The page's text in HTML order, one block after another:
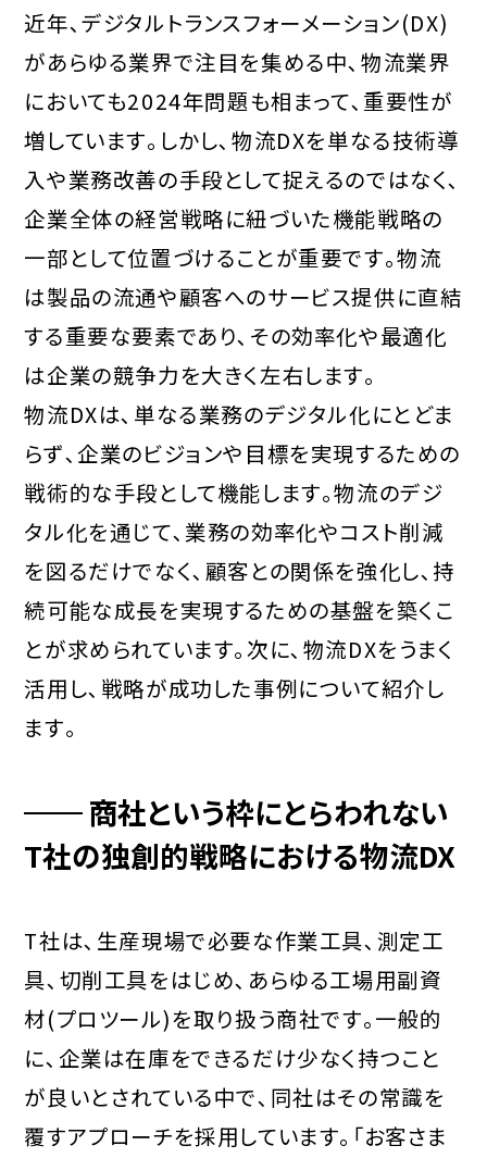
近年､デジタルトランスフォーメーション(DX)
があらゆる業界で注目を集める中､物流業界
においても2024年問題も相まって､重要性が
増しています｡しかし､物流DXを単なる技術導
入や業務改善の手段として捉えるのではなく､
企業全体の経営戦略に紐づいた機能戦略の
一部として位置づけることが重要です｡物流
は製品の流通や顧客へのサービス提供に直結
する重要な要素であり､その効率化や最適化
は企業の競争力を大きく左右します｡
物流DXは､単なる業務のデジタル化にとどま
らず､企業のビジョンや目標を実現するための
戦術的な手段として機能します｡物流のデジ
タル化を通じて､業務の効率化やコスト削減
を図るだけでなく､顧客との関係を強化し､持
続可能な成長を実現するための基盤を築くこ
とが求められています｡次に､物流DXをうまく
活用し､戦略が成功した事例について紹介し
ます｡
商社という枠にとらわれない
T社の独創的戦略における物流DX
T社は､生産現場で必要な作業工具､測定工
具､切削工具をはじめ､あらゆる工場用副資
材(プロツール)を取り扱う商社です｡一般的
に､企業は在庫をできるだけ少なく持つこと
が良いとされている中で､同社はその常識を
覆すアプローチを採用しています｡「お客さま